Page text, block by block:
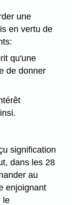
une
en vertu de
qu'une
de donner
signification
dans les 28
au
enjoignant
le